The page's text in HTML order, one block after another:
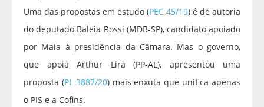
Uma das propostas em estudo (PEC 45/19) é de autoria
do deputado Baleia Rossi (MDB-SP), candidato apoiado
por Maia à presidência da Câmara. Mas o governo,
que apoia Arthur Lira (PP-AL), apresentou uma
proposta (PL 3887/20) mais enxuta que unifica apenas
o PIS e a Cofins.